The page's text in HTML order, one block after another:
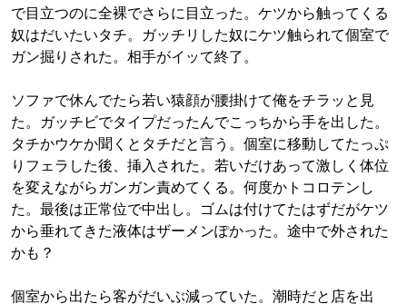
で目立つのに全裸でさらに目立った。ケツから触ってくる
奴はだいたいタチ。ガッチリした奴にケツ触られて個室で
ガン掘りされた。相手がイッて終了。
ソファで休んでたら若い猿顔が腰掛けて俺をチラッと見
た。ガッチビでタイプだったんでこっちから手を出した。
タチかウケか聞くとタチだと言う。個室に移動してたっぷ
りフェラした後、挿入された。若いだけあって激しく体位
を変えながらガンガン責めてくる。何度かトコロテンし
た。最後は正常位で中出し。ゴムは付けてたはずだがケツ
から垂れてきた液体はザーメンぽかった。途中で外された
かも？
個室から出たら客がだいぶ減っていた。潮時だと店を出